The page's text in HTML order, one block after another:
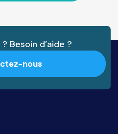
Besoin d’aide ?
nous